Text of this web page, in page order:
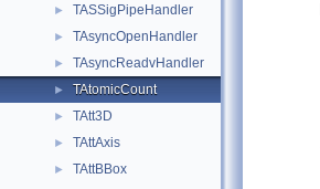
► TASSigPipeHandler
► TAsyncOpenHandler
► TAsyncReadvHandler
► TAtomicCount
► TAtt3D
► TAttAxis
► TAttBBox